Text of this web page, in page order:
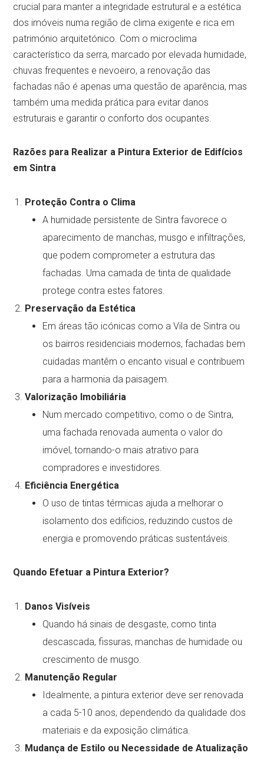
crucial para manter a integridade estrutural e a estética
dos imóveis numa região de clima exigente e rica em
património arquitetónico. Com o microclima
característico da serra, marcado por elevada humidade,
chuvas frequentes e nevoeiro, a renovação das
fachadas não é apenas uma questão de aparência, mas
também uma medida prática para evitar danos
estruturais e garantir o conforto dos ocupantes.
Razões para Realizar a Pintura Exterior de Edifícios
em Sintra
Proteção Contra o Clima
A humidade persistente de Sintra favorece o
aparecimento de manchas, musgo e infiltrações,
que podem comprometer a estrutura das
fachadas. Uma camada de tinta de qualidade
protege contra estes fatores.
Preservação da Estética
Em áreas tão icónicas como a Vila de Sintra ou
os bairros residenciais modernos, fachadas bem
cuidadas mantêm o encanto visual e contribuem
para a harmonia da paisagem.
Valorização Imobiliária
Num mercado competitivo, como o de Sintra,
uma fachada renovada aumenta o valor do
imóvel, tornando-o mais atrativo para
compradores e investidores.
Eficiência Energética
O uso de tintas térmicas ajuda a melhorar o
isolamento dos edifícios, reduzindo custos de
energia e promovendo práticas sustentáveis.
Quando Efetuar a Pintura Exterior?
Danos Visíveis
Quando há sinais de desgaste, como tinta
descascada, fissuras, manchas de humidade ou
crescimento de musgo.
Manutenção Regular
Idealmente, a pintura exterior deve ser renovada
a cada 5-10 anos, dependendo da qualidade dos
materiais e da exposição climática.
Mudança de Estilo ou Necessidade de Atualização